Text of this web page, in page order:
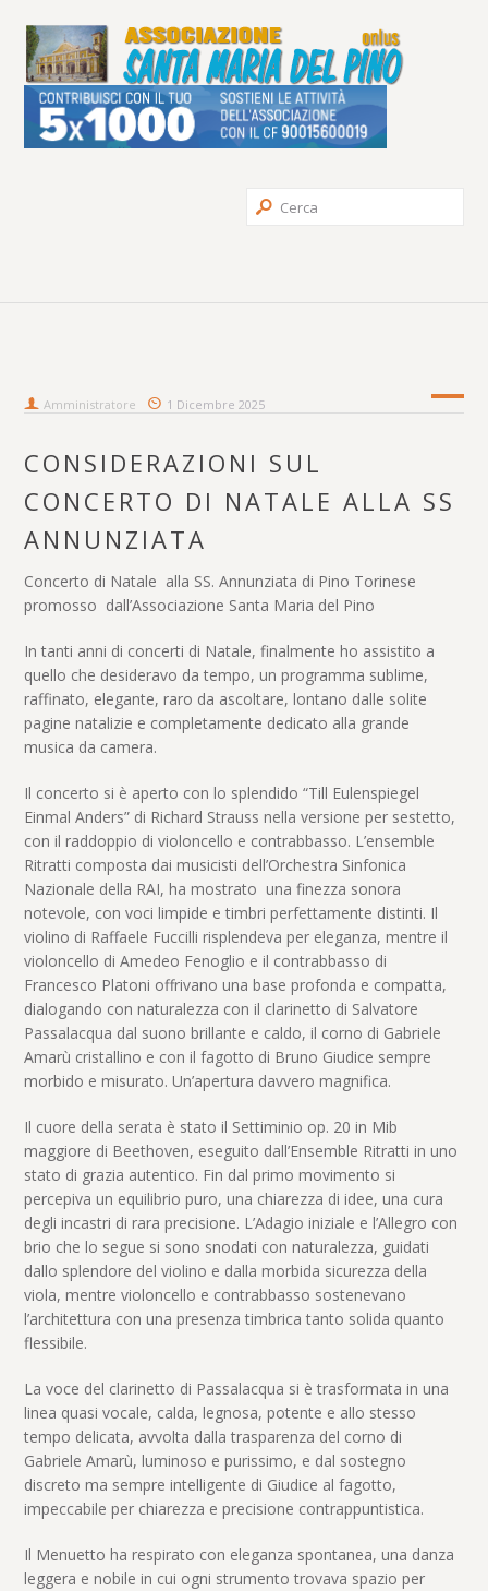
Amministratore 1 Dicembre 2025
CONSIDERAZIONI SUL
CONCERTO DI NATALE ALLA SS
ANNUNZIATA
Concerto di Natale alla SS. Annunziata di Pino Torinese
promosso dall’Associazione Santa Maria del Pino
In tanti anni di concerti di Natale, finalmente ho assistito a
quello che desideravo da tempo, un programma sublime,
raffinato, elegante, raro da ascoltare, lontano dalle solite
pagine natalizie e completamente dedicato alla grande
musica da camera.
Il concerto si è aperto con lo splendido “Till Eulenspiegel
Einmal Anders” di Richard Strauss nella versione per sestetto,
con il raddoppio di violoncello e contrabbasso. L’ensemble
Ritratti composta dai musicisti dell’Orchestra Sinfonica
Nazionale della RAI, ha mostrato una finezza sonora
notevole, con voci limpide e timbri perfettamente distinti. Il
violino di Raffaele Fuccilli risplendeva per eleganza, mentre il
violoncello di Amedeo Fenoglio e il contrabbasso di
Francesco Platoni offrivano una base profonda e compatta,
dialogando con naturalezza con il clarinetto di Salvatore
Passalacqua dal suono brillante e caldo, il corno di Gabriele
Amarù cristallino e con il fagotto di Bruno Giudice sempre
morbido e misurato. Un’apertura davvero magnifica.
Il cuore della serata è stato il Settiminio op. 20 in Mib
maggiore di Beethoven, eseguito dall’Ensemble Ritratti in uno
stato di grazia autentico. Fin dal primo movimento si
percepiva un equilibrio puro, una chiarezza di idee, una cura
degli incastri di rara precisione. L’Adagio iniziale e l’Allegro con
brio che lo segue si sono snodati con naturalezza, guidati
dallo splendore del violino e dalla morbida sicurezza della
viola, mentre violoncello e contrabbasso sostenevano
l’architettura con una presenza timbrica tanto solida quanto
flessibile.
La voce del clarinetto di Passalacqua si è trasformata in una
linea quasi vocale, calda, legnosa, potente e allo stesso
tempo delicata, avvolta dalla trasparenza del corno di
Gabriele Amarù, luminoso e purissimo, e dal sostegno
discreto ma sempre intelligente di Giudice al fagotto,
impeccabile per chiarezza e precisione contrappuntistica.
Il Menuetto ha respirato con eleganza spontanea, una danza
leggera e nobile in cui ogni strumento trovava spazio per